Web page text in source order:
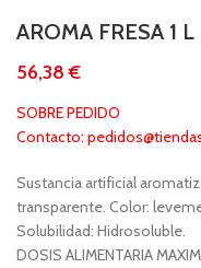
AROMA FRESA 1 L
€
SOBRE PEDIDO
Contacto:
Sustancia artificial
transparente. Color:
Solubilidad: Hidrosoluble.
DOSIS ALIMENTARIA